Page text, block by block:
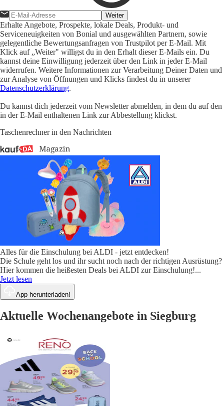
Weiter
Erhalte Angebote, Prospekte, lokale Deals, Produkt- und
Serviceneuigkeiten von Bonial und ausgewählten Partnern, sowie
gelegentliche Bewertungsanfragen von Trustpilot per E-Mail. Mit
Klick auf „Weiter" willigst du in den Erhalt dieser E-Mails ein. Du
kannst deine Einwilligung jederzeit über den Link in jeder E-Mail
widerrufen. Weitere Informationen zur Verarbeitung Deiner Daten und
zur Analyse von Öffnungen und Klicks findest du in unserer
Datenschutzerklärung.
Du kannst dich jederzeit vom Newsletter abmelden, in dem du auf den
in der E-Mail enthaltenen Link zur Abbestellung klickst.
Taschenrechner in den Nachrichten
Alles für die Einschulung bei ALDI - jetzt entdecken!
Die Schule geht los und ihr sucht noch nach der richtigen Ausrüstung?
Hier kommen die heißesten Deals bei ALDI zur Einschulung!...
Jetzt lesen
App herunterladen!
Aktuelle Wochenangebote in Siegburg